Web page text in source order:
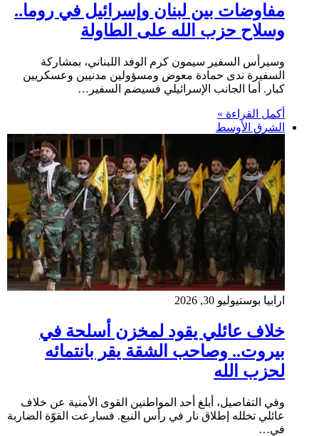
مفاوضات بين لبنان وإسرائيل في روما..
وسلاح حزب الله على الطاولة
وسيرأس السفير سيمون كرم الوفد اللبناني، بمشاركة
السفيرة ندى حمادة معوض ومسؤولين مدنيين وعسكريين
كبار. أما الجانب الإسرائيلي فسيضم السفير…
أكمل القراءة »
الشرق الأوسط
ارابيا بوستيوليو 30, 2026
خلاف عائلي يقود لمخزن أسلحة في
بيروت.. وصاحب الشقة يقر بانتمائه
لحزب الله
وفي التفاصيل، أبلغ أحد المواطنين القوى الأمنية عن خلاف
عائلي تخلله إطلاق نار في رأس النبع. فسارعت القوّة الضاربة
في…